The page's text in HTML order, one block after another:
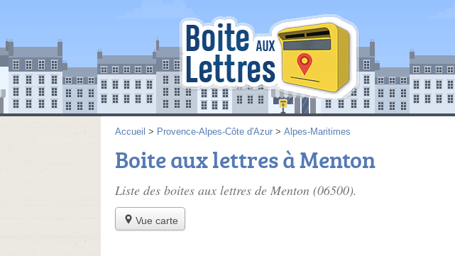
Accueil > Provence-Alpes-Côte d'Azur > Alpes-Maritimes
Boite aux lettres à Menton
Liste des boites aux lettres de Menton (06500).
Vue carte